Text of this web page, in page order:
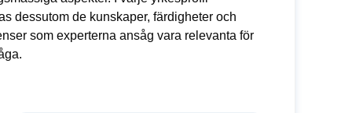
dessutom de kunskaper, färdigheter och
som experterna ansåg vara relevanta för